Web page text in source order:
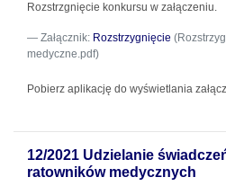
Rozstrzgnięcie konkursu w załączeniu.
Załącznik: Rozstrzygnięcie
medyczne.pdf)
Pobierz aplikację do wyświetlania
12/2021 Udzielanie
ratowników medycznych